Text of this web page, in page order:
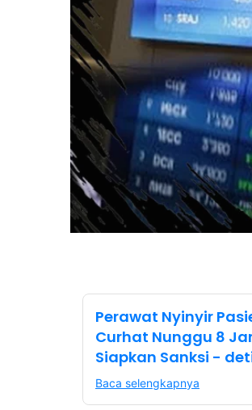
Perawat Nyinyir
Curhat Nunggu 8
Siapkan Sanksi -
Baca selengkapnya